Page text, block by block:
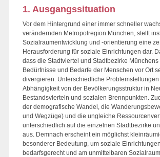
1. Ausgangssituation
Vor dem Hintergrund einer immer schneller
verändernden Metropolregion München, stellt
Sozialraumentwicklung und -orientierung eine
Herausforderung für soziale Einrichtungen dar.
dass die Stadtviertel und Stadtbezirke
Bedürfnisse und Bedarfe der Menschen vor Ort
divergieren. Unterschiedliche
Abhängigkeit von der Bevölkerungsstruktur in
Bestandsvierteln und sozialen Brennpunkten.
der demografische Wandel, die
und Wegzüge) und die ungleiche
unterschiedlich auf die einzelnen Stadtbezirke
aus. Demnach erscheint ein möglichst
besonderer Bedeutung, um soziale
bedarfsgerecht und am unmittelbaren